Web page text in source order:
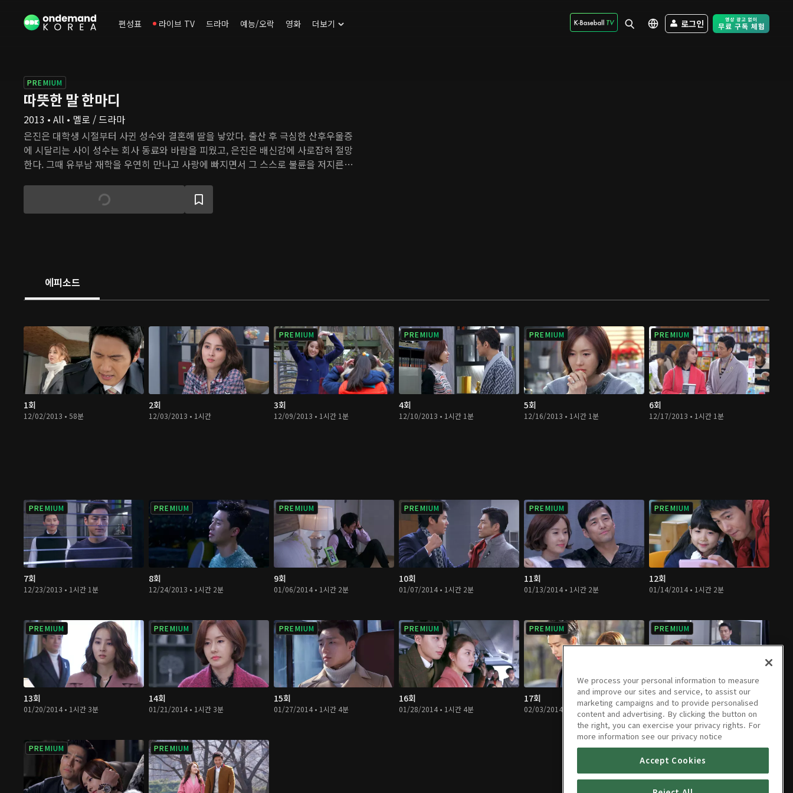
편성표 라이브 TV 드라마 예능/오락 영화 더보기 로그인 Free Trial -
PREMIUM
따뜻한 말 한마디
2013 • All • 멜로 / 드라마
은진은 대학생 시절부터 사귄 성수와 결혼해 딸을 낳았다. 출산 후 극심한 산후우울증
에 시달리는 사이 성수는 회사 동료와 바람을 피웠고, 은진은 배신감에 사로잡혀 절망
한다. 그때 유부남 재학을 우연히 만나고 사랑에 빠지면서 그 스스로 불륜을 저지른
졌기에 아내를 사랑하지 않아도 이대로 괜찮다고 생각하는데, 해맑은 은진을 만나면
서 열렬한 사랑에 빠진다. 두 사람의 관계가 깊어갈수록 은진은 불륜을 저지른다는 죄
에피소드
1회
12/02/2013 • 58분
2회
12/03/2013 • 1시간
PREMIUM
3회
12/09/2013 • 1시간 1분
PREMIUM
4회
12/10/2013 • 1시간 1분
PREMIUM
5회
12/16/2013 • 1시간 1분
PREMIUM
6회
12/17/2013 • 1시간 1분
PREMIUM
7회
12/23/2013 • 1시간 1분
PREMIUM
8회
12/24/2013 • 1시간 2분
PREMIUM
9회
01/06/2014 • 1시간 2분
PREMIUM
10회
01/07/2014 • 1시간 2분
PREMIUM
11회
01/13/2014 • 1시간 2분
PREMIUM
12회
01/14/2014 • 1시간 2분
PREMIUM
13회
01/20/2014 • 1시간 3분
PREMIUM
14회
01/21/2014 • 1시간 3분
PREMIUM
15회
01/27/2014 • 1시간 4분
PREMIUM
16회
01/28/2014 • 1시간 4분
PREMIUM
17회
02/03/2014 • 1시간 4분
PREMIUM
18회
02/04/2014 • 1시간 4분
PREMIUM PREMIUM
We process your personal information to measure
and improve our sites and service, to assist our
marketing campaigns and to provide personalised
content and advertising. By clicking the button on
the right, you can exercise your privacy rights. For
more information see our privacy notice
Accept Cookies